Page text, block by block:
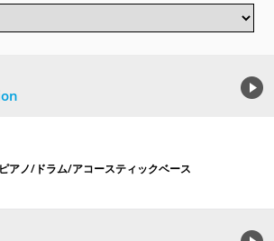
アノ/ドラム/アコースティックベース